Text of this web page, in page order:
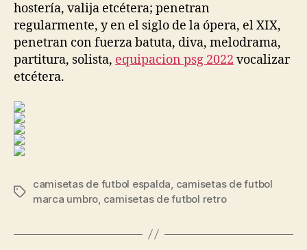
hostería, valija etcétera; penetran
regularmente, y en el siglo de la ópera, el XIX,
penetran con fuerza batuta, diva, melodrama,
partitura, solista, equipacion psg 2022 vocalizar
etcétera.
Etiquetas
camisetas de futbol espalda camisetas de futbol
marca umbro camisetas de futbol retro